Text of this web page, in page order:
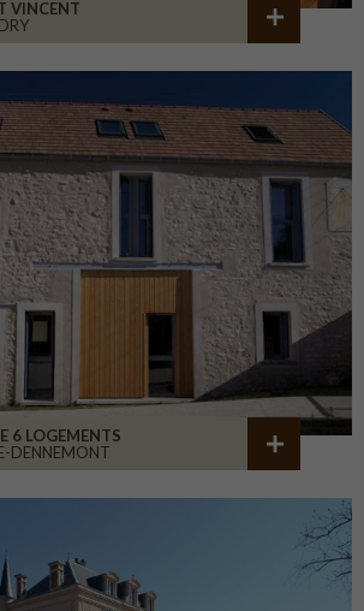
VINCENT
6 LOGEMENTS
DENNEMONT